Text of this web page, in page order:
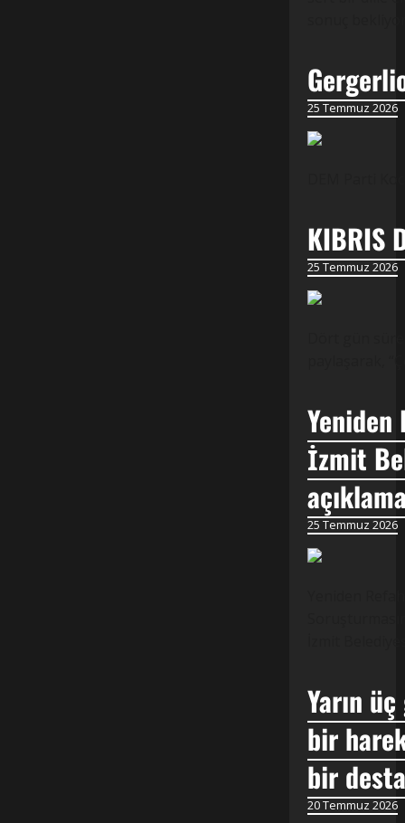
25 Temmuz 2026
KIBRIS
25 Temmuz 2026
Yeniden
İzmit
25 Temmuz 2026
Yarın
bir
bir
20 Temmuz 2026